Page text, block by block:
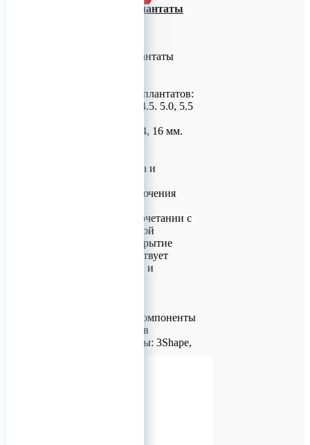
Дентальные имплантаты
Дентальные имплантаты
Размерный ряд имплантатов:
Диаметр: 3.5, 4.0, 4.5. 5.0, 5.5
Длина: 8, 10, 12, 14, 16 мм.
- Сочетание конуса и
- Функция переключения
- Микрорезьба в сочетании с
агрессивной резьбой
- Биоактивное покрытие
АНАТАЗ (способствует
регенерации кости и
Ортопедические компоненты
интегрированные в
CAD/CAM системы: 3Shape,